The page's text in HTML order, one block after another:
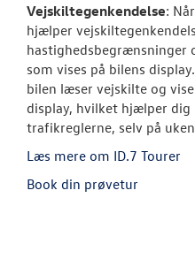
Vejskiltegenkendelse:
hjælper
hastighedsbegrænsninger
som vises på bilens
bilen læser vejskilte og
display, hvilket hjælper dig
trafikreglerne, selv på
Læs mere om ID.7 Tourer
Book din prøvetur